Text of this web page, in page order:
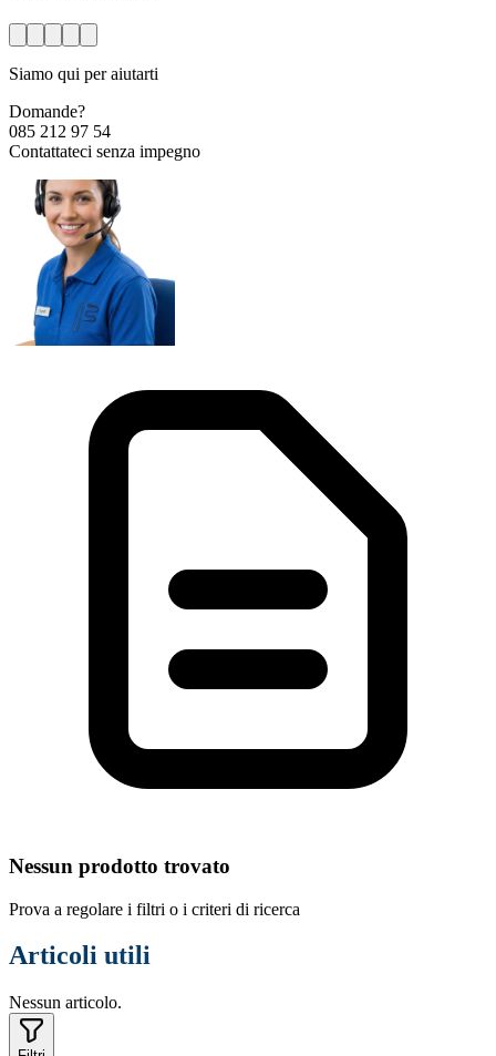
Siamo qui per aiutarti
Domande?
085 212 97 54
Contattateci senza impegno
Nessun prodotto trovato
Prova a regolare i filtri o i criteri di ricerca
Articoli utili
Nessun articolo.